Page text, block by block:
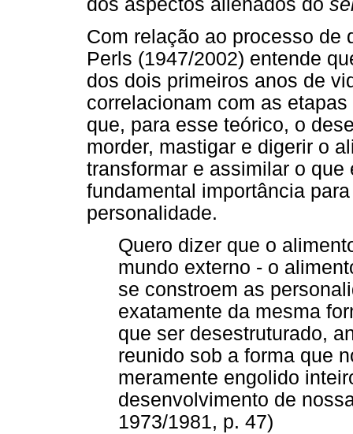
Com relação ao processo de
Perls (1947/2002) entende
dos dois primeiros anos de
correlacionam com as
que, para esse teórico, o
morder, mastigar e digerir o
transformar e assimilar o
fundamental importância
personalidade.
Quero dizer que o
mundo externo - o
se constroem as
exatamente da mesma
que ser desestruturado,
reunido sob a forma que
meramente engolido
desenvolvimento de
1973/1981, p. 47)